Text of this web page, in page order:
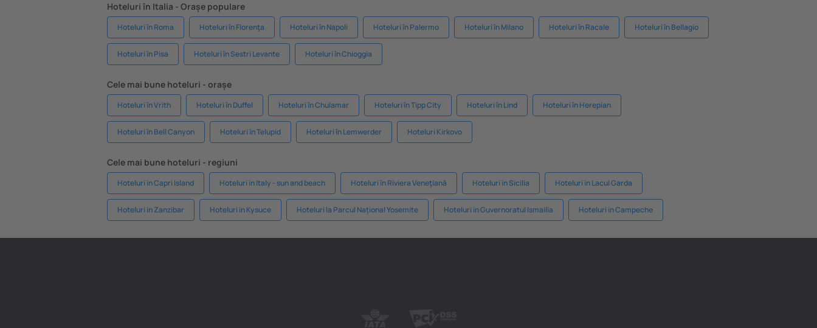
Hoteluri în Italia - Orașe populare
Hoteluri în Roma Hoteluri în Florenţa Hoteluri în Napoli Hoteluri în Palermo Hoteluri în Milano Hoteluri în Racale Hoteluri în Bellagio
Hoteluri în Pisa Hoteluri în Sestri Levante Hoteluri în Chioggia
Cele mai bune hoteluri - orașe
Hoteluri în Vrith Hoteluri în Duffel Hoteluri în Chulamar Hoteluri în Tipp City Hoteluri în Lind Hoteluri în Herepian
Hoteluri în Bell Canyon Hoteluri în Telupid Hoteluri în Lemwerder Hoteluri Kirkovo
Cele mai bune hoteluri - regiuni
Hoteluri in Capri Island Hoteluri in Italy - sun and beach Hoteluri în Riviera Veneţiană Hoteluri in Sicilia Hoteluri in Lacul Garda
Hoteluri in Zanzibar Hoteluri in Kysuce Hoteluri la Parcul Național Yosemite Hoteluri in Guvernoratul Ismailia Hoteluri in Campeche